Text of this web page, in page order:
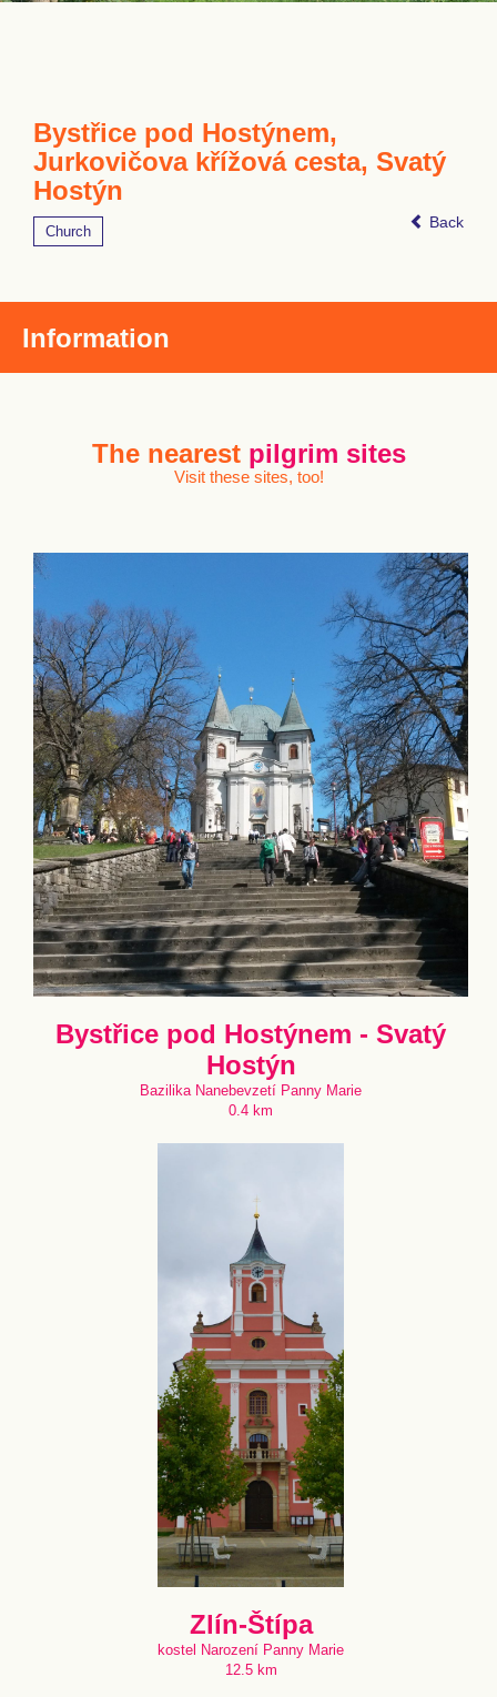
Bystřice pod Hostýnem,
Jurkovičova křížová cesta, Svatý
Hostýn
Back
Church
Information
The nearest pilgrim sites
Visit these sites, too!
Bystřice pod Hostýnem - Svatý
Hostýn
Bazilika Nanebevzetí Panny Marie
0.4 km
Zlín-Štípa
kostel Narození Panny Marie
12.5 km